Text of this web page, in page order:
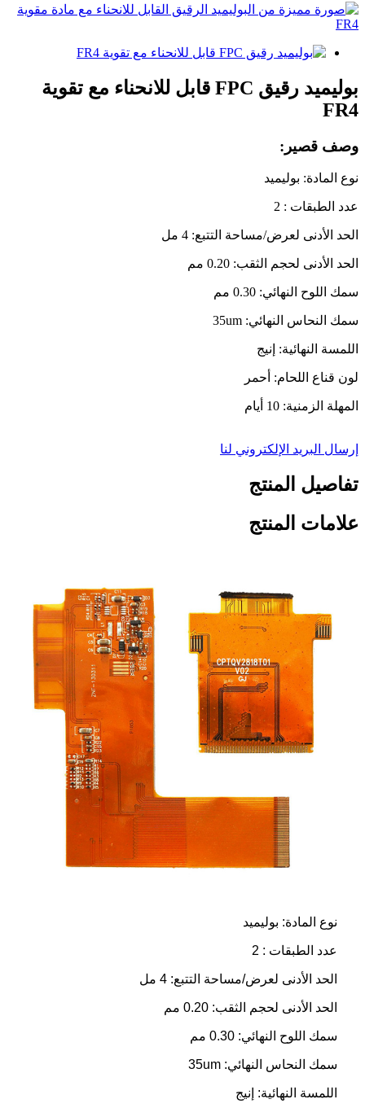
بوليميد رقيق FPC قابل للانحناء مع تقوية
FR4
وصف قصير:
نوع المادة: بوليميد
عدد الطبقات : 2
الحد الأدنى لعرض/مساحة التتبع: 4 مل
الحد الأدنى لحجم الثقب: 0.20 مم
سمك اللوح النهائي: 0.30 مم
سمك النحاس النهائي: 35um
اللمسة النهائية: إنيج
لون قناع اللحام: أحمر
المهلة الزمنية: 10 أيام
إرسال البريد الإلكتروني لنا
تفاصيل المنتج
علامات المنتج
نوع المادة: بوليميد
عدد الطبقات : 2
الحد الأدنى لعرض/مساحة التتبع: 4 مل
الحد الأدنى لحجم الثقب: 0.20 مم
سمك اللوح النهائي: 0.30 مم
سمك النحاس النهائي: 35um
اللمسة النهائية: إنيج